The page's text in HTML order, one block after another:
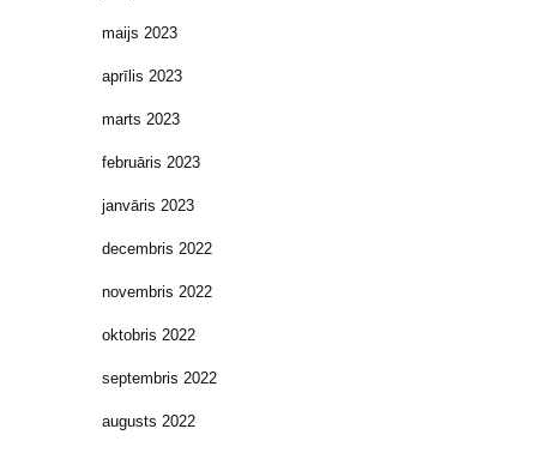
maijs 2023
aprīlis 2023
marts 2023
februāris 2023
janvāris 2023
decembris 2022
novembris 2022
oktobris 2022
septembris 2022
augusts 2022